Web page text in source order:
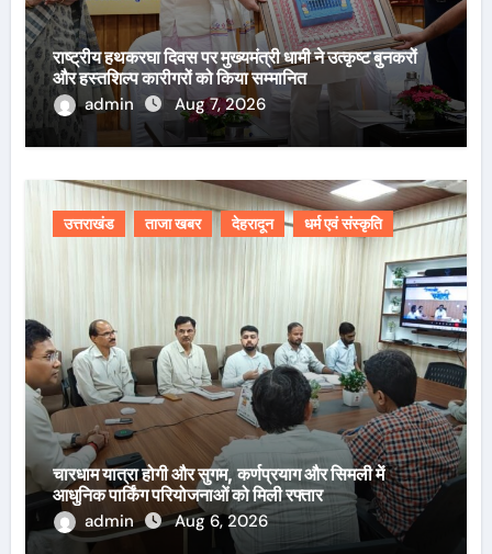
राष्ट्रीय हथकरघा दिवस पर मुख्यमंत्री धामी ने उत्कृष्ट बुनकरों
और हस्तशिल्प कारीगरों को किया सम्मानित
admin
Aug 7, 2026
उत्तराखंड ताजा खबर देहरादून धर्म एवं संस्कृति
चारधाम यात्रा होगी और सुगम, कर्णप्रयाग और सिमली में
आधुनिक पार्किंग परियोजनाओं को मिली रफ्तार
admin
Aug 6, 2026